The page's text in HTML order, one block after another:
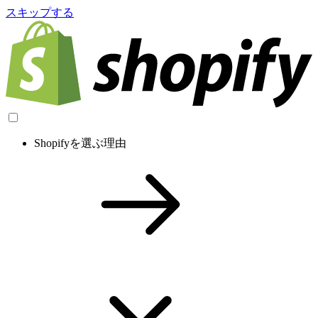
スキップする
Shopifyを選ぶ理由